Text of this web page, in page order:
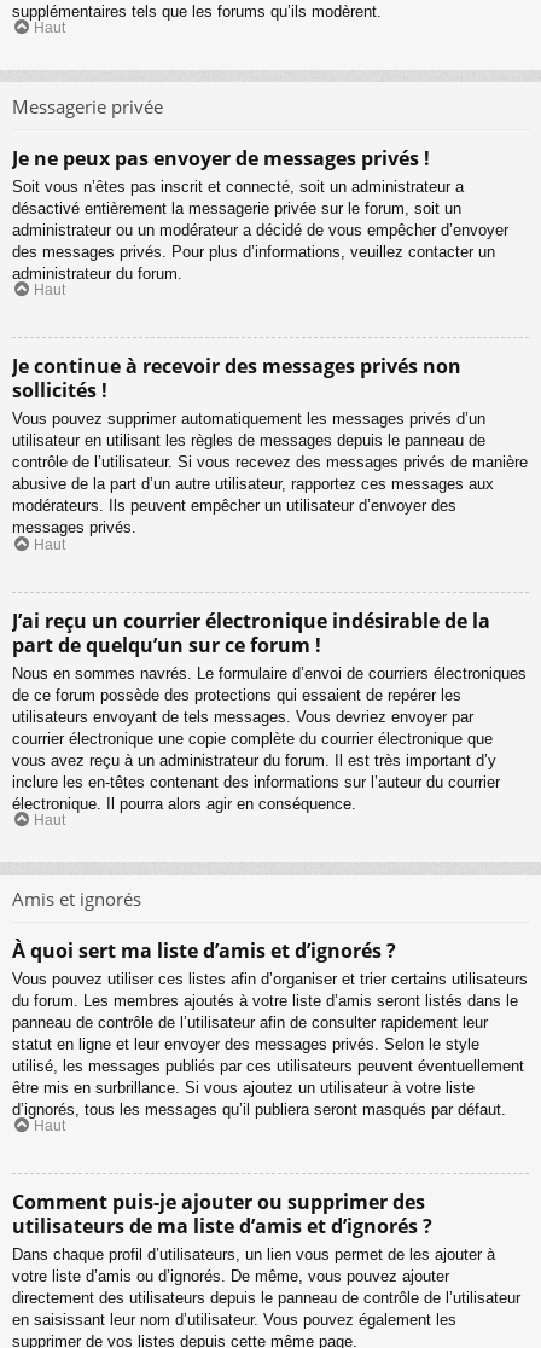
supplémentaires tels que les forums qu’ils modèrent.
Haut
Messagerie privée
Je ne peux pas envoyer de messages privés !
Soit vous n’êtes pas inscrit et connecté, soit un administrateur a
désactivé entièrement la messagerie privée sur le forum, soit un
administrateur ou un modérateur a décidé de vous empêcher d’envoyer
des messages privés. Pour plus d’informations, veuillez contacter un
administrateur du forum.
Haut
Je continue à recevoir des messages privés non
sollicités !
Vous pouvez supprimer automatiquement les messages privés d’un
utilisateur en utilisant les règles de messages depuis le panneau de
contrôle de l’utilisateur. Si vous recevez des messages privés de manière
abusive de la part d’un autre utilisateur, rapportez ces messages aux
modérateurs. Ils peuvent empêcher un utilisateur d’envoyer des
messages privés.
Haut
J’ai reçu un courrier électronique indésirable de la
part de quelqu’un sur ce forum !
Nous en sommes navrés. Le formulaire d’envoi de courriers électroniques
de ce forum possède des protections qui essaient de repérer les
utilisateurs envoyant de tels messages. Vous devriez envoyer par
courrier électronique une copie complète du courrier électronique que
vous avez reçu à un administrateur du forum. Il est très important d’y
inclure les en-têtes contenant des informations sur l’auteur du courrier
électronique. Il pourra alors agir en conséquence.
Haut
Amis et ignorés
À quoi sert ma liste d’amis et d’ignorés ?
Vous pouvez utiliser ces listes afin d’organiser et trier certains utilisateurs
du forum. Les membres ajoutés à votre liste d’amis seront listés dans le
panneau de contrôle de l’utilisateur afin de consulter rapidement leur
statut en ligne et leur envoyer des messages privés. Selon le style
utilisé, les messages publiés par ces utilisateurs peuvent éventuellement
être mis en surbrillance. Si vous ajoutez un utilisateur à votre liste
d’ignorés, tous les messages qu’il publiera seront masqués par défaut.
Haut
Comment puis-je ajouter ou supprimer des
utilisateurs de ma liste d’amis et d’ignorés ?
Dans chaque profil d’utilisateurs, un lien vous permet de les ajouter à
votre liste d’amis ou d’ignorés. De même, vous pouvez ajouter
directement des utilisateurs depuis le panneau de contrôle de l’utilisateur
en saisissant leur nom d’utilisateur. Vous pouvez également les
supprimer de vos listes depuis cette même page.